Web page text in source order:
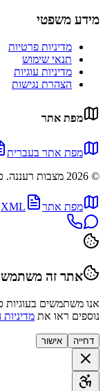
מידע משפטי
מדיניות פרטיות
תנאי שימוש
מדיניות עוגיות
הצהרת נגישות
מפת אתר
מפת אתר בעברית
©
2026 מצבות רעננה.
מפת אתר XML
אתר זה משתמש
אנו משתמשים בעוגיות
נוספים ראו את מדיניות
דחייה אישור